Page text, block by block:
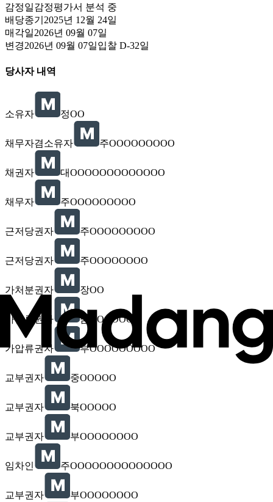
감정일감정평가서 분석 중
배당종기 2025년 12월 24일
매각일2026년 09월 07일
변경2026년 09월 07일입찰 D-32일
당사자 내역
소유자 정OO
채무자겸소유자 주OOOOOOOOO
채권자 대OOOOOOOOOOOOO
채무자 주OOOOOOOOO
근저당권자 주OOOOOOOOO
근저당권자 주OOOOOOOO
가처분권자 장OO
가압류권자 금OOOOOOO
가압류권자 부OOOOOOOOO
교부권자 중OOOOO
교부권자 북OOOOO
교부권자 부OOOOOOOO
임차인 주OOOOOOOOOOOOOO
교부권자 부OOOOOOOO